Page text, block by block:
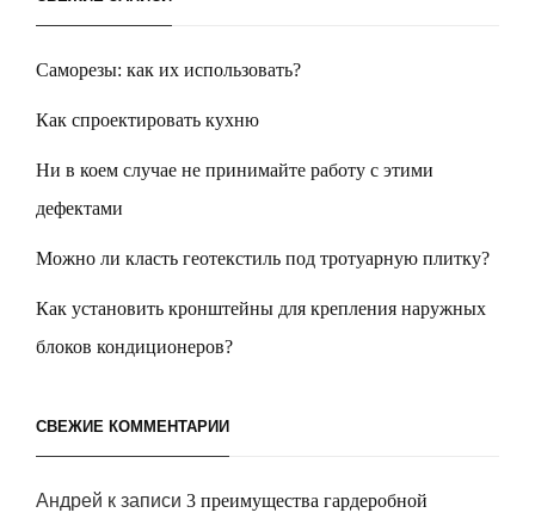
Саморезы: как их использовать?
Как спроектировать кухню
Ни в коем случае не принимайте работу с этими
дефектами
Можно ли класть геотекстиль под тротуарную плитку?
Как установить кронштейны для крепления наружных
блоков кондиционеров?
СВЕЖИЕ КОММЕНТАРИИ
Андрей к записи 3 преимущества гардеробной